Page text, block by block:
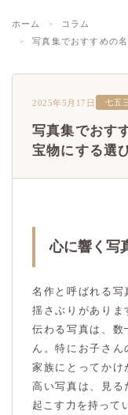
ホーム
コラム
写真集でおすすめの
2025年5月17日 七五
写真集でおす
宝物にする選
心に響く写
名作と呼ばれる写
揺さぶりがありま
伝わる写真は、数
ん。特にお子さん
家族にとってかけ
高い写真は、見る
起こす力を持って